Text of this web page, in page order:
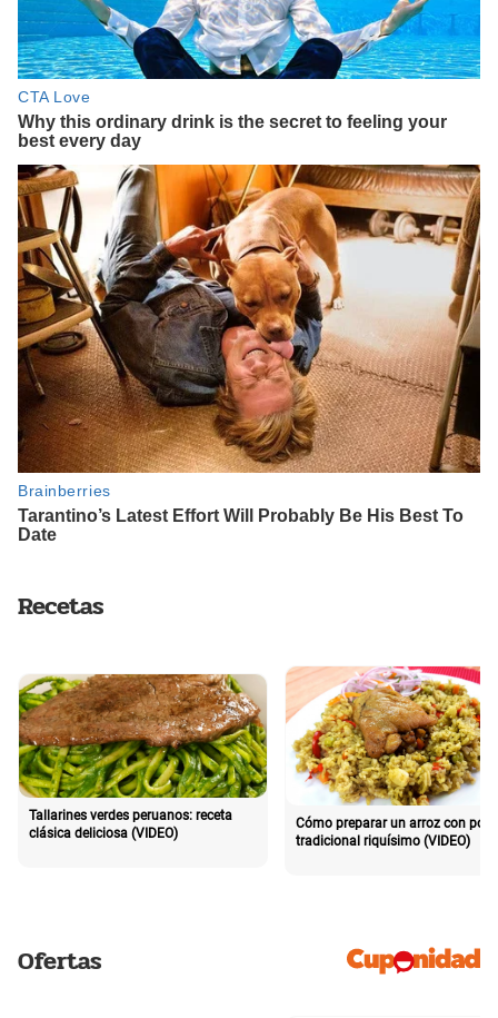
Recetas
Tallarines verdes peruanos: receta
clásica deliciosa (VIDEO)
Cómo preparar un arroz con pollo
tradicional riquísimo (VIDEO)
Ofertas